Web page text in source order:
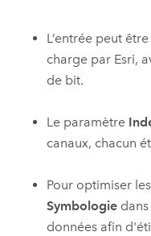
L’entrée peut
charge par Esri,
de bit.
Le paramètre
canaux, chacun
Pour optimiser
Symbologie
données afin